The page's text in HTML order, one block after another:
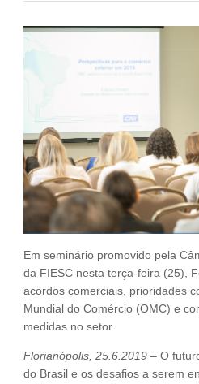
NOSSAS ASSOCIADAS
SEJA UM ASSOCIADO
Em seminário promovido pela
da FIESC nesta terça-feira (25),
acordos comerciais, prioridades
Mundial do Comércio (OMC) e
medidas no setor.
Florianópolis, 25.6.2019 – O
do Brasil e os desafios a serem